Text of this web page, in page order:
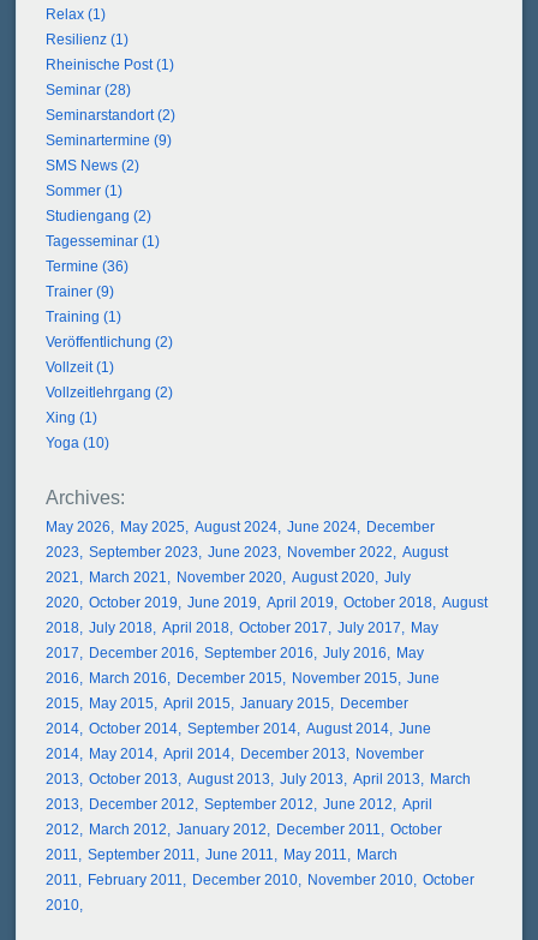
Relax (1)
Resilienz (1)
Rheinische Post (1)
Seminar (28)
Seminarstandort (2)
Seminartermine (9)
SMS News (2)
Sommer (1)
Studiengang (2)
Tagesseminar (1)
Termine (36)
Trainer (9)
Training (1)
Veröffentlichung (2)
Vollzeit (1)
Vollzeitlehrgang (2)
Xing (1)
Yoga (10)
May 2026 May 2025 August 2024 June 2024
December
2023
September 2023 June 2023 November 2022
August
2021
March 2021 November 2020 August 2020 July
2020 October 2019 June 2019 April 2019 October 2018 August
2018 July 2018 April 2018 October 2017 July 2017
May
2017
December 2016 September 2016 July 2016
May
2016
March 2016 December 2015 November 2015 June
2015
May 2015 April 2015 January 2015
December
2014 October 2014 September 2014 August 2014 June
2014
May 2014 April 2014 December 2013
November
2013
October 2013 August 2013 July 2013 April 2013
March
2013
December 2012 September 2012 June 2012
April
2012
March 2012 January 2012 December 2011
October
2011
September 2011 June 2011 May 2011
March
2011
February 2011 December 2010 November 2010 October
2010